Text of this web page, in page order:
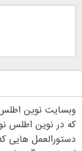
وبسایت نوین اطلس
که در نوین اطلس
دستورالعمل هایی